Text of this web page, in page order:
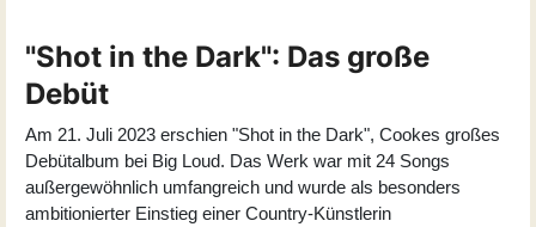
"Shot in the Dark": Das große
Debüt
Am 21. Juli 2023 erschien "Shot in the Dark", Cookes großes
Debütalbum bei Big Loud. Das Werk war mit 24 Songs
außergewöhnlich umfangreich und wurde als besonders
ambitionierter Einstieg einer Country-Künstlerin